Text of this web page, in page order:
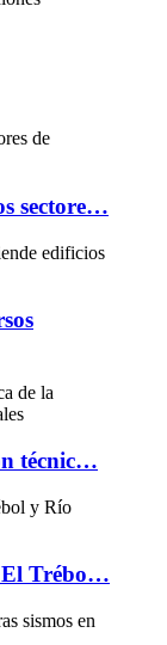
sectore…
técnic…
El Trébo…